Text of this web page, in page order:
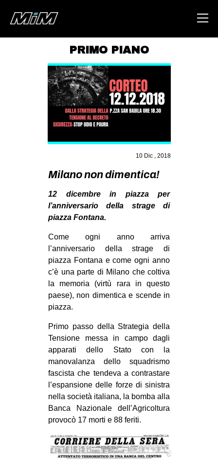
ABOUT
AREA
DEGENERAZIONE
CSOA LAMBRETTA
MSM
ZAM
MOBILITAZIONI
SPAZI
SPORT POPOLARE
MOVIMENTI
ANTIFASCISMO
DIRITTO ALL’ABITARE
GENERI
MIGRAZIONI
PRECARIATO
REPRESSIONE
CULTURE
PRIMO PIANO
10 Dic , 2018
Milano non dimentica!
12 dicembre in piazza per
l’anniversario della strage di
piazza Fontana.
Come ogni anno arriva
l’anniversario della strage di
piazza Fontana e come ogni anno
c’è una parte di Milano che coltiva
la memoria (virtù rara in questo
paese), non dimentica e scende in
piazza.
Primo passo della Strategia della
Tensione messa in campo dagli
apparati dello Stato con la
manovalanza dello squadrismo
fascista che tendeva a contrastare
l’espansione delle forze di sinistra
nella società italiana, la bomba alla
Banca Nazionale dell’Agricoltura
provocò 17 morti e 88 feriti.